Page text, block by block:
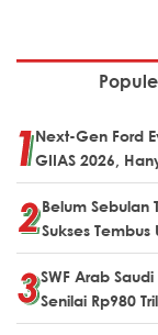
Next-Gen Ford
GIIAS 2026,
Belum Sebulan
Sukses Tembus
SWF Arab
Senilai Rp980